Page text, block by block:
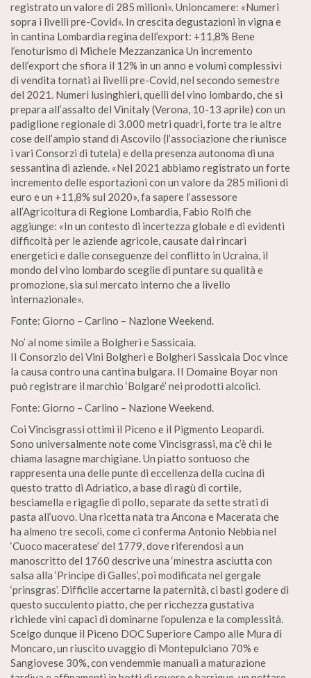
registrato un valore di 285 milioni». Unioncamere: «Numeri
sopra i livelli pre-Covid». In crescita degustazioni in vigna e
in cantina Lombardia regina dell’export: +11,8% Bene
l’enoturismo di Michele Mezzanzanica Un incremento
dell’export che sfiora il 12% in un anno e volumi complessivi
di vendita tornati ai livelli pre-Covid, nel secondo semestre
del 2021. Numeri lusinghieri, quelli del vino lombardo, che si
prepara all’assalto del Vinitaly (Verona, 10-13 aprile) con un
padiglione regionale di 3.000 metri quadri, forte tra le altre
cose dell’ampio stand di Ascovilo (l’associazione che riunisce
i vari Consorzi di tutela) e della presenza autonoma di una
sessantina di aziende. «Nel 2021 abbiamo registrato un forte
incremento delle esportazioni con un valore da 285 milioni di
euro e un +11,8% sul 2020», fa sapere l’assessore
all’Agricoltura di Regione Lombardia, Fabio Rolfi che
aggiunge: «In un contesto di incertezza globale e di evidenti
difficoltà per le aziende agricole, causate dai rincari
energetici e dalle conseguenze del conflitto in Ucraina, il
mondo del vino lombardo sceglie di puntare su qualità e
promozione, sia sul mercato interno che a livello
internazionale».
Fonte: Giorno – Carlino – Nazione Weekend.
No’ al nome simile a Bolgheri e Sassicaia.
II Consorzio dei Vini Bolgheri e Bolgheri Sassicaia Doc vince
la causa contro una cantina bulgara. II Domaine Boyar non
può registrare il marchio ‘Bolgaré’ nei prodotti alcolici.
Fonte: Giorno – Carlino – Nazione Weekend.
Coi Vincisgrassi ottimi il Piceno e il Pigmento Leopardi.
Sono universalmente note come Vincisgrassi, ma c’è chi le
chiama lasagne marchigiane. Un piatto sontuoso che
rappresenta una delle punte di eccellenza della cucina di
questo tratto di Adriatico, a base di ragù di cortile,
besciamella e rigaglie di pollo, separate da sette strati di
pasta all’uovo. Una ricetta nata tra Ancona e Macerata che
ha almeno tre secoli, come ci conferma Antonio Nebbia nel
‘Cuoco maceratese’ del 1779, dove riferendosi a un
manoscritto del 1760 descrive una ‘minestra asciutta con
salsa alla ‘Principe di Galles’, poi modificata nel gergale
‘prinsgras’. Difficile accertarne la paternità, ci basti godere di
questo succulento piatto, che per ricchezza gustativa
richiede vini capaci di dominarne l’opulenza e la complessità.
Scelgo dunque il Piceno DOC Superiore Campo alle Mura di
Moncaro, un riuscito uvaggio di Montepulciano 70% e
Sangiovese 30%, con vendemmie manuali a maturazione